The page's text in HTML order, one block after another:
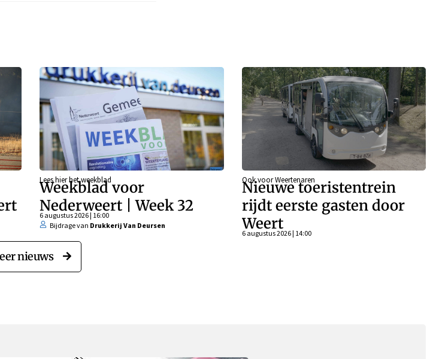
Lees hier het weekblad
Weekblad voor
Nederweert | Week 32
6 augustus 2026 | 16:00
Bijdrage van Drukkerij Van Deursen
Ook voor Weertenaren
Nieuwe toeristentrein
rijdt eerste gasten door
Weert
6 augustus 2026 | 14:00
nieuws